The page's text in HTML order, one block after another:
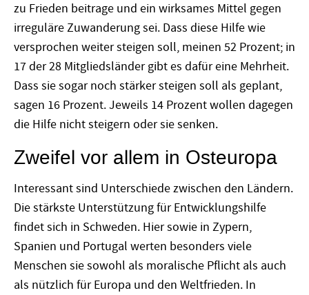
zu Frieden beitrage und ein wirksames Mittel gegen
irreguläre Zuwanderung sei. Dass diese Hilfe wie
versprochen weiter steigen soll, meinen 52 Prozent; in
17 der 28 Mitgliedsländer gibt es dafür eine Mehrheit.
Dass sie sogar noch stärker steigen soll als geplant,
sagen 16 Prozent. Jeweils 14 Prozent wollen dagegen
die Hilfe nicht steigern oder sie senken.
Zweifel vor allem in Osteuropa
Interessant sind Unterschiede zwischen den Ländern.
Die stärkste Unterstützung für Entwicklungshilfe
findet sich in Schweden. Hier sowie in Zypern,
Spanien und Portugal werten besonders viele
Menschen sie sowohl als moralische Pflicht als auch
als nützlich für Europa und den Weltfrieden. In